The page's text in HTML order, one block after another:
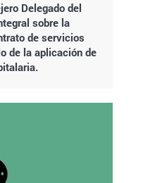
Delegado del
sobre la
de servicios
de la aplicación de